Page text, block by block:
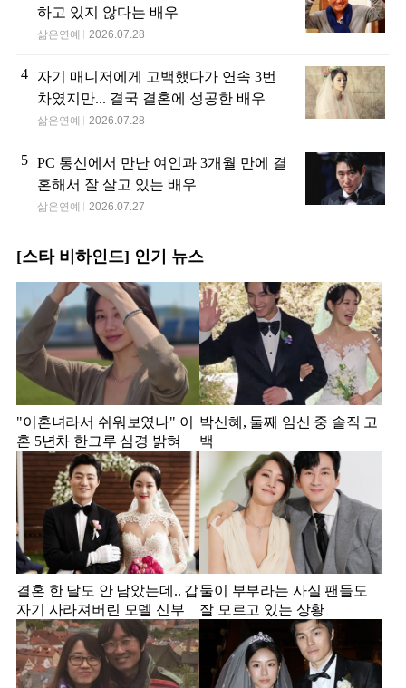
하고 있지 않다는 배우
삶은연예 2026.07.28
4
자기 매니저에게 고백했다가 연속 3번
차였지만... 결국 결혼에 성공한 배우
삶은연예 2026.07.28
5 PC 통신에서 만난 여인과 3개월 만에 결
혼해서 잘 살고 있는 배우
삶은연예 2026.07.27
[스타 비하인드] 인기 뉴스
"이혼녀라서 쉬워보였나" 이
혼 5년차 한그루 심경 밝혀
박신혜, 둘째 임신 중 솔직 고
백
결혼 한 달도 안 남았는데.. 갑
자기 사라져버린 모델 신부
둘이 부부라는 사실 팬들도
잘 모르고 있는 상황